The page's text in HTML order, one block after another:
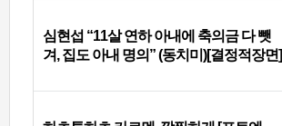
심현섭 “11살 연하 아내에 축의금 다 뺏
겨, 집도 아내 명의” (동치미)[결정적장면]